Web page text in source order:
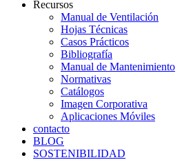
Recursos
Manual de Ventilación
Hojas Técnicas
Casos Prácticos
Bibliografía
Manual de Mantenimiento
Normativas
Catálogos
Imagen Corporativa
Aplicaciones Móviles
contacto
BLOG
SOSTENIBILIDAD